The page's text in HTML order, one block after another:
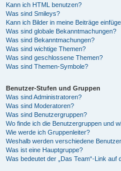
Kann ich HTML benutzen?
Was sind Smileys?
Kann ich Bilder in meine Beiträge
Was sind globale Bekanntmachungen?
Was sind Bekanntmachungen?
Was sind wichtige Themen?
Was sind geschlossene Themen?
Was sind Themen-Symbole?
Benutzer-Stufen und Gruppen
Was sind Administratoren?
Was sind Moderatoren?
Was sind Benutzergruppen?
Wo finde ich die Benutzergruppen und
Wie werde ich Gruppenleiter?
Weshalb werden verschiedene
Was ist eine Hauptgruppe?
Was bedeutet der „Das Team“-Link auf